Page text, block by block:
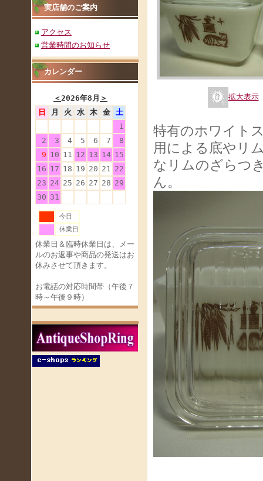
実店舗のご案内
アクセス
営業時間のお知らせ
カレンダー
＜2026年8月 ＞
日
月 火 水 木 金
土
1
2
3 4 5 6 7
8
9 10 11 12 13 14 15
16 17 18 19 20 21 22
23 24 25 26 27 28 29
30 31
今日
休業日
休業日＆臨時休業日は、メー
ルのお返事や商品の発送はお
休みさせて頂きます。
お電話の対応時間帯（午後７
時～午後９時）
拡大表示
特有のホワイト
用による底やリ
なリムのざらつ
ん。